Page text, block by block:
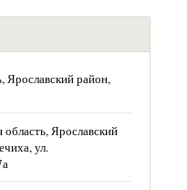
Ярославский район,
Ярославский
ул.